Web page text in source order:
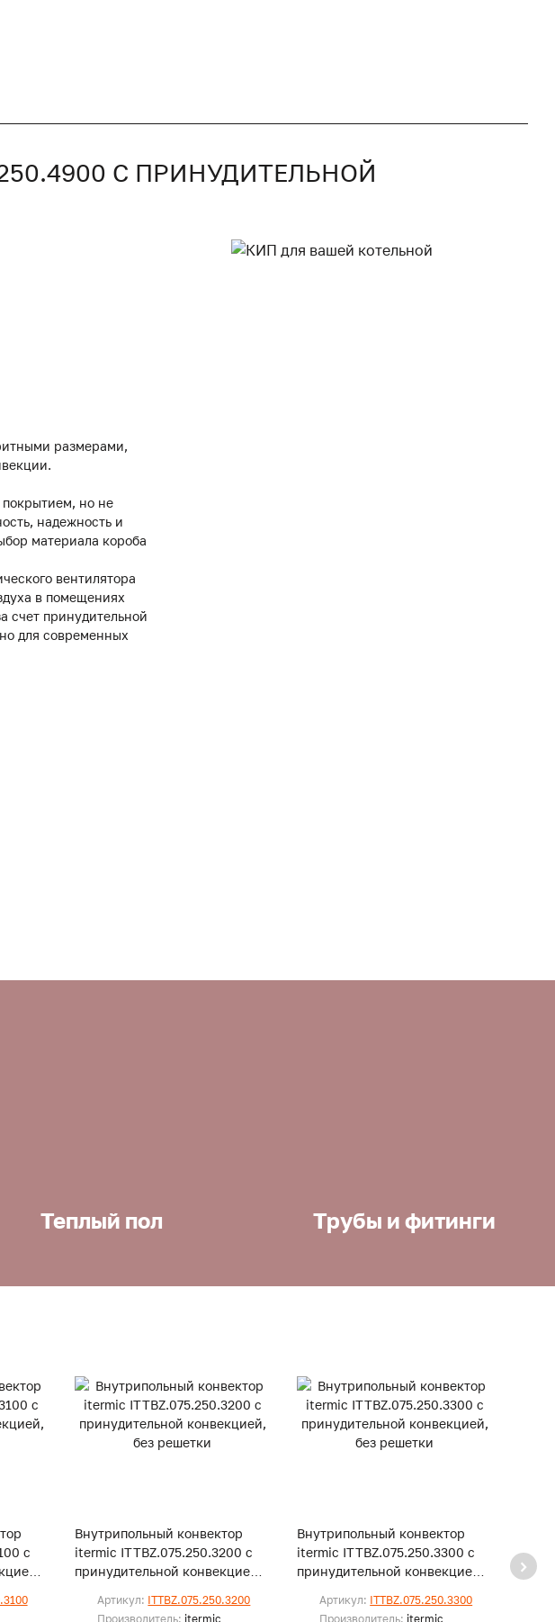
С ПРИНУДИТЕЛЬНОЙ
размерами,
покрытием, но не
надежность и
материала короба
вентилятора
в помещениях
счет принудительной
для современных
Теплый пол Трубы и фитинги
с
Внутрипольный конвектор
itermic ITTBZ.075.250.3200 с
принудительной конвекцией,
Артикул: ITTBZ.075.250.3200
Производитель: itermic
Внутрипольный конвектор
itermic ITTBZ.075.250.3300 с
принудительной конвекцией,
Артикул: ITTBZ.075.250.3300
Производитель: itermic